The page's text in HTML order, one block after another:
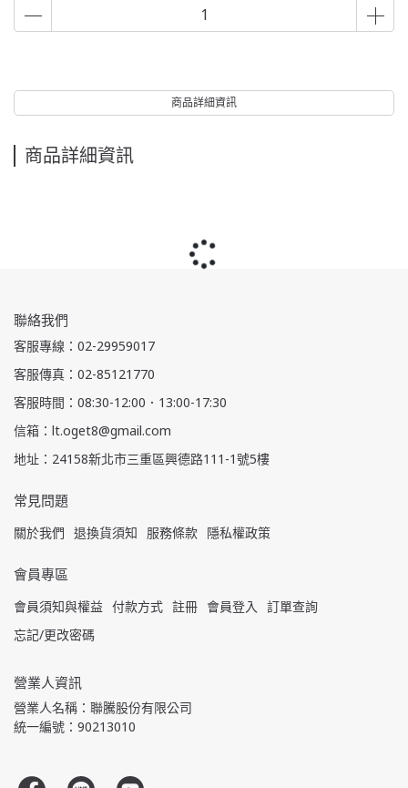
商品詳細資訊
商品詳細資訊
聯絡我們
客服專線：02-29959017
客服傳真：02-85121770
客服時間：08:30-12:00．13:00-17:30
信箱：lt.oget8@gmail.com
地址：24158新北市三重區興德路111-1號5樓
常見問題
關於我們 退換貨須知 服務條款 隱私權政策
會員專區
會員須知與權益 付款方式 註冊 會員登入
訂單查詢
忘記/更改密碼
營業人資訊
營業人名稱：聯騰股份有限公司
統一編號：90213010